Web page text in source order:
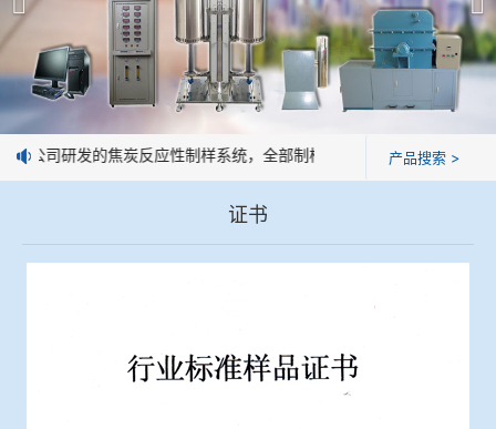
焦化行业检测及优化配煤设备
球团矿/烧结矿/块矿高温冶金性能检测系统
烧结/球团优化配矿研究设备
高炉配吹煤检测设备
冶金石灰活性度测定仪
在线购买世界杯网站
企业业绩
技术交流
标准下载
在线购买世界杯网站
我公司研发的焦炭反应性制样系统，全部制样过程机械化操作，没有
产品搜索 >
证书